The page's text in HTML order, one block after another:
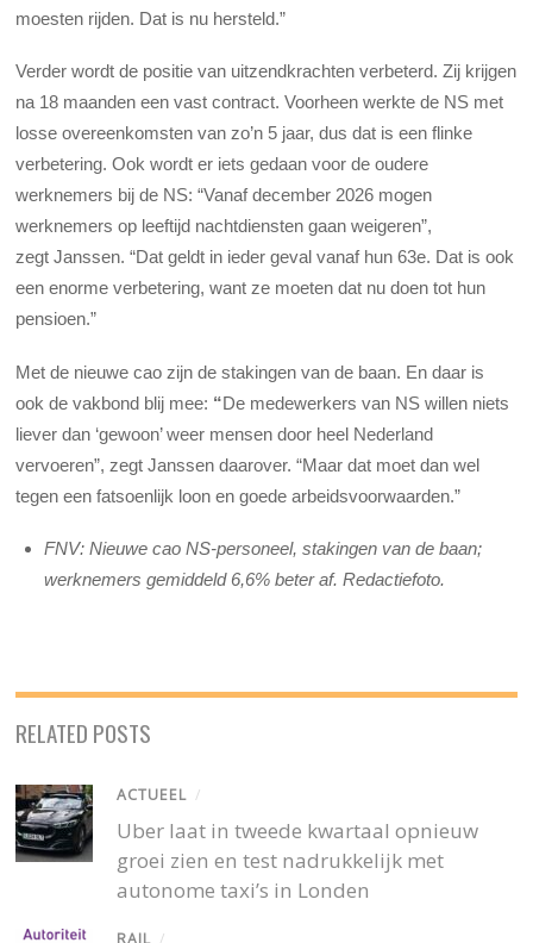
moesten rijden. Dat is nu hersteld.”
Verder wordt de positie van uitzendkrachten verbeterd. Zij krijgen
na 18 maanden een vast contract. Voorheen werkte de NS met
losse overeenkomsten van zo’n 5 jaar, dus dat is een flinke
verbetering. Ook wordt er iets gedaan voor de oudere
werknemers bij de NS: “Vanaf december 2026 mogen
werknemers op leeftijd nachtdiensten gaan weigeren”,
zegt Janssen. “Dat geldt in ieder geval vanaf hun 63e. Dat is ook
een enorme verbetering, want ze moeten dat nu doen tot hun
pensioen.”
Met de nieuwe cao zijn de stakingen van de baan. En daar is
ook de vakbond blij mee: “De medewerkers van NS willen niets
liever dan ‘gewoon’ weer mensen door heel Nederland
vervoeren”, zegt Janssen daarover. “Maar dat moet dan wel
tegen een fatsoenlijk loon en goede arbeidsvoorwaarden.”
FNV: Nieuwe cao NS-personeel, stakingen van de baan;
werknemers gemiddeld 6,6% beter af. Redactiefoto.
RELATED POSTS
ACTUEEL /
Uber laat in tweede kwartaal opnieuw
groei zien en test nadrukkelijk met
autonome taxi’s in Londen